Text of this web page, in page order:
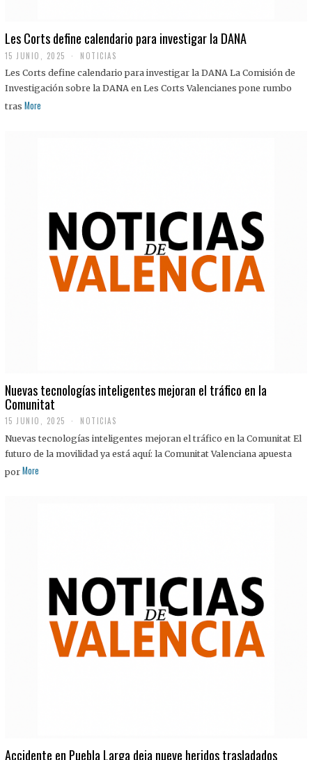
Les Corts define calendario para investigar la DANA
15 JUNIO, 2025 NOTICIAS
Les Corts define calendario para investigar la DANA La Comisión de
Investigación sobre la DANA en Les Corts Valencianes pone rumbo
tras More
Nuevas tecnologías inteligentes mejoran el tráfico en la
Comunitat
15 JUNIO, 2025 NOTICIAS
Nuevas tecnologías inteligentes mejoran el tráfico en la Comunitat El
futuro de la movilidad ya está aquí: la Comunitat Valenciana apuesta
por More
Accidente en Puebla Larga deja nueve heridos trasladados